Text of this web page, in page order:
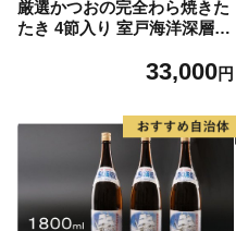
厳選かつおの完全わら焼きた
たき 4節入り 室戸海洋深層水
ツオのたたき 鰹 カツオ たた
33,000円